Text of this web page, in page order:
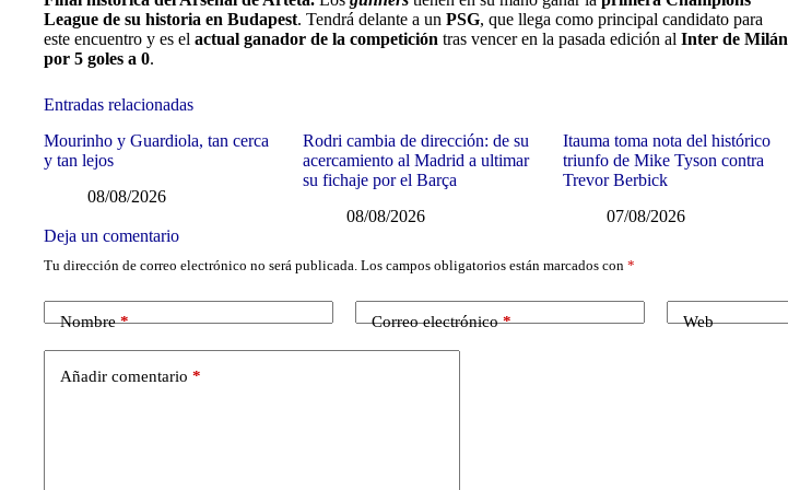
League de su historia en Budapest. Tendrá delante a un PSG, que llega como principal candidato para
este encuentro y es el actual ganador de la competición tras vencer en la pasada edición al Inter de Milán
por 5 goles a 0.
Entradas relacionadas
Mourinho y Guardiola, tan cerca
y tan lejos
08/08/2026
Rodri cambia de dirección: de su
acercamiento al Madrid a ultimar
su fichaje por el Barça
08/08/2026
Itauma toma nota del histórico
triunfo de Mike Tyson contra
Trevor Berbick
07/08/2026
Deja un comentario
Tu dirección de correo electrónico no será publicada. Los campos obligatorios están marcados con *
Nombre* Correo electrónico* Web
Añadir comentario *